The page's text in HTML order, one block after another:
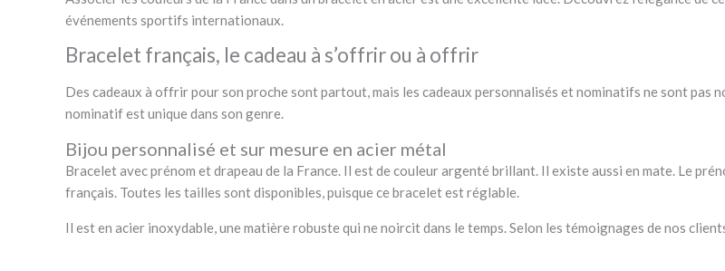
événements sportifs internationaux.
Bracelet français, le cadeau à s’offrir ou à offrir
Des cadeaux à offrir pour son proche sont partout, mais les cadeaux personnalisés et nominatifs ne sont pas
nominatif est unique dans son genre.
Bijou personnalisé et sur mesure en acier métal
Bracelet avec prénom et drapeau de la France. Il est de couleur argenté brillant. Il existe aussi en mate. Le
français. Toutes les tailles sont disponibles, puisque ce bracelet est réglable.
Il est en acier inoxydable, une matière robuste qui ne noircit dans le temps. Selon les témoignages de nos